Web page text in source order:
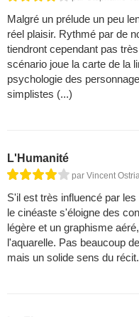
Malgré un prélude un peu
réel plaisir. Rythmé par de
tiendront cependant pas
scénario joue la carte de la
psychologie des
simplistes (...)
L'Humanité
par Vincent
S'il est très influencé par
le cinéaste s'éloigne des
légère et un graphisme
l'aquarelle. Pas beaucoup
mais un solide sens du récit.